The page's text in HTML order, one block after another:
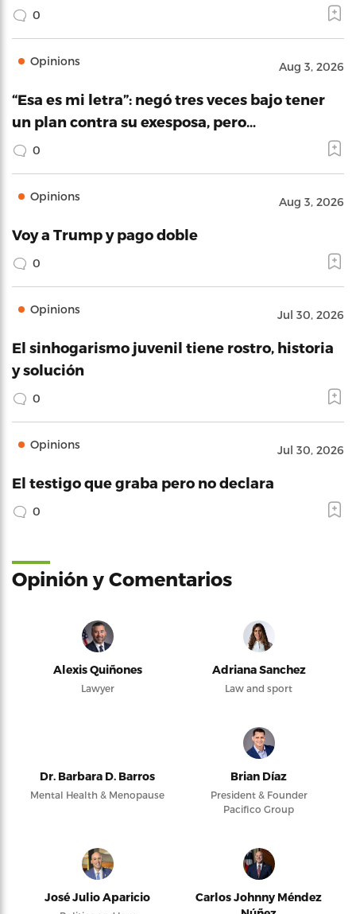
0
Opinions Aug 3, 2026
“Esa es mi letra”: negó tres veces bajo tener
un plan contra su exesposa, pero…
0
Opinions Aug 3, 2026
Voy a Trump y pago doble
0
Opinions Jul 30, 2026
El sinhogarismo juvenil tiene rostro, historia
y solución
0
Opinions Jul 30, 2026
El testigo que graba pero no declara
0
Opinión y Comentarios
Alexis Quiñones
Lawyer
Adriana Sanchez
Law and sport
Dr. Barbara D. Barros
Mental Health & Menopause
Brian Díaz
President & Founder
Pacifico Group
José Julio Aparicio
Carlos Johnny Méndez